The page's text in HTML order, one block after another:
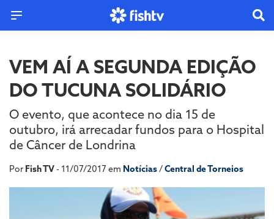
VEM AÍ A SEGUNDA EDIÇÃO
DO TUCUNA SOLIDÁRIO
O evento, que acontece no dia 15 de
outubro, irá arrecadar fundos para o Hospital
de Câncer de Londrina
Por Fish TV- 11/07/2017 em Notícias/Central de Torneios